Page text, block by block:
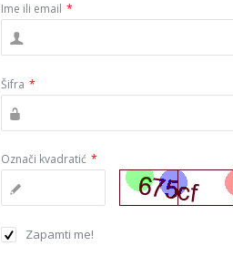
Ime ili email *
Šifra *
Označi kvadratić *
Zapamti me!